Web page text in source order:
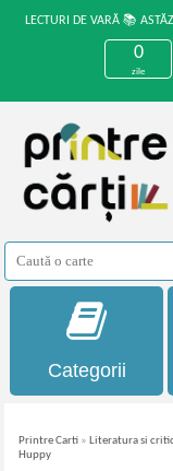
LECTURI DE VARĂ 📚
0
zile
Categorii
Printre Carti » Literatura si
Huppy